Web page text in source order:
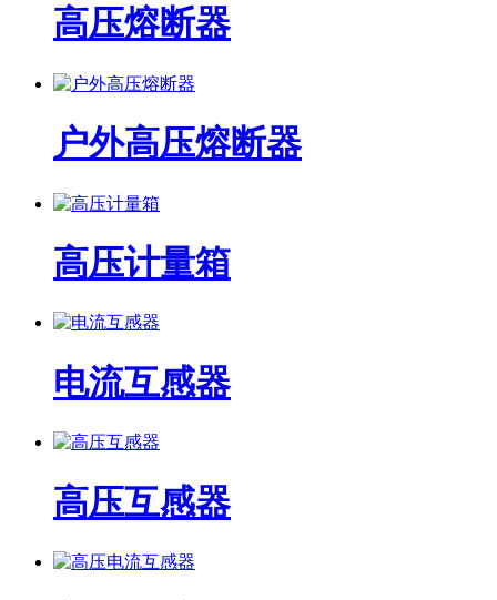
高压熔断器
户外高压熔断器
高压计量箱
电流互感器
高压互感器